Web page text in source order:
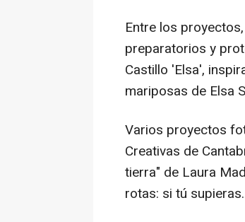
Entre los
preparatorios y
Castillo 'Elsa',
mariposas de Elsa
Varios proyectos
Creativas de
tierra" de Laura
rotas: si tú